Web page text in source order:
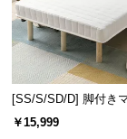
安心と信頼
3ヶ月保証
[SS/S/SD/D] 脚付き
長25cm ボンネルコイ
￥15,999